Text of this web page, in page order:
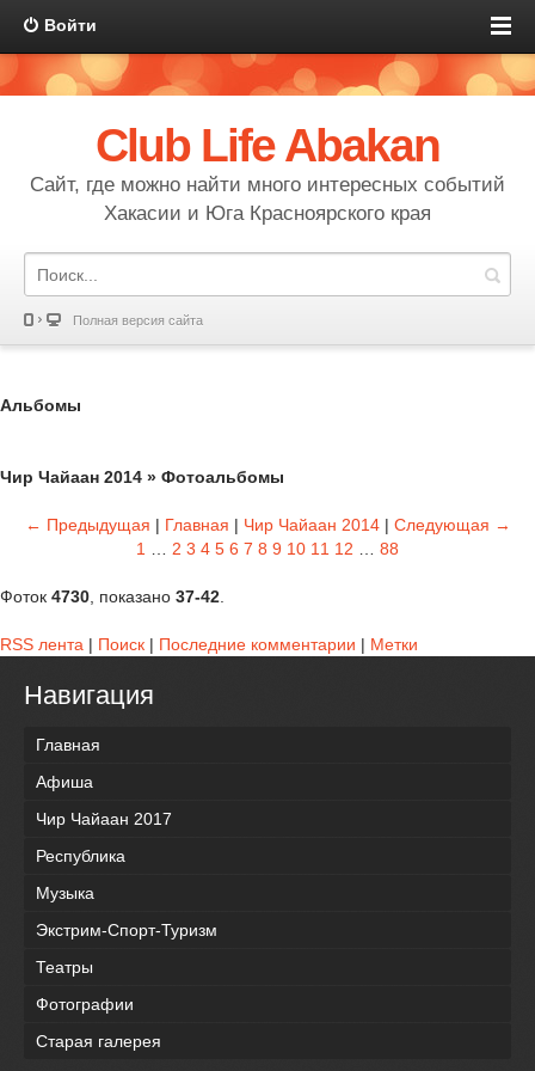
Войти
Club Life Abakan
Сайт, где можно найти много интересных событий
Хакасии и Юга Красноярского края
Полная версия сайта
Альбомы
Чир Чайаан 2014 » Фотоальбомы
← Предыдущая | Главная | Чир Чайаан 2014| Следующая →
1
2 3 4 5 6 7 8 9 10 11 12 88
Фоток 4730 , показано 37-42
RSS лента | Поиск | Последние комментарии | Метки
Навигация
Главная
Афиша
Чир Чайаан 2017
Республика
Музыка
Экстрим-Спорт-Туризм
Театры
Фотографии
Старая галерея